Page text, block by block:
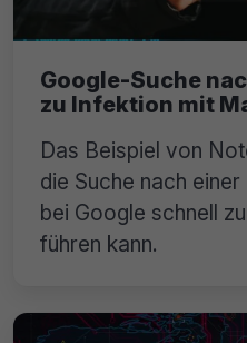
Google-Suche
zu Infektion mit
Das Beispiel von
die Suche nach
bei Google schnell
führen kann.